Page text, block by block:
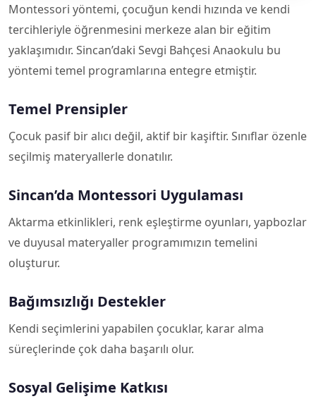
Montessori yöntemi, çocuğun kendi hızında ve kendi
tercihleriyle öğrenmesini merkeze alan bir eğitim
yaklaşımıdır. Sincan’daki Sevgi Bahçesi Anaokulu bu
yöntemi temel programlarına entegre etmiştir.
Temel Prensipler
Çocuk pasif bir alıcı değil, aktif bir kaşiftir. Sınıflar özenle
seçilmiş materyallerle donatılır.
Sincan’da Montessori Uygulaması
Aktarma etkinlikleri, renk eşleştirme oyunları, yapbozlar
ve duyusal materyaller programımızın temelini
oluşturur.
Bağımsızlığı Destekler
Kendi seçimlerini yapabilen çocuklar, karar alma
süreçlerinde çok daha başarılı olur.
Sosyal Gelişime Katkısı